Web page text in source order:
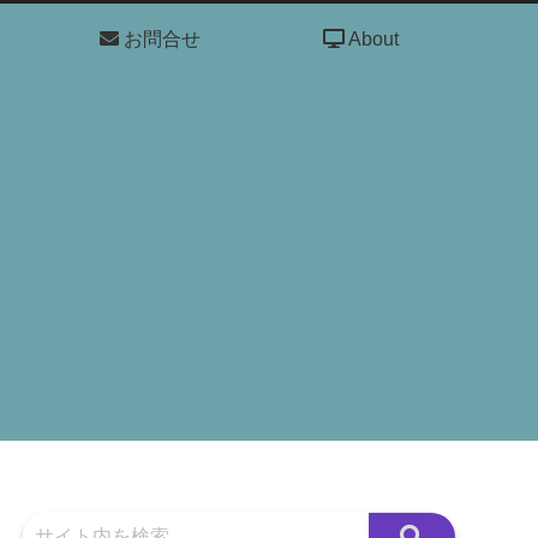
お問合せ About